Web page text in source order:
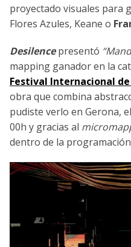
proyectado visuales para
Flores Azules, Keane o
Desilencepresentó
mapping ganador en la
Festival Internacional
obra que combina
pudiste verlo en Gerona,
00h y gracias al
dentro de la